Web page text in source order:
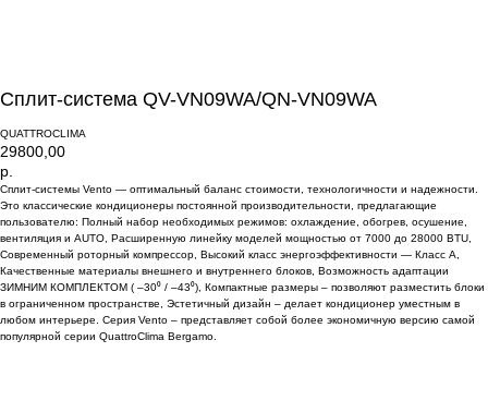
Сплит-система QV-VN09WA/QN-VN09WA
QUATTROCLIMA
29800,00
р.
Сплит-системы Vento — оптимальный баланс стоимости, технологичности и надежности.
Это классические кондиционеры постоянной производительности, предлагающие
пользователю: Полный набор необходимых режимов: охлаждение, обогрев, осушение,
вентиляция и AUTO, Расширенную линейку моделей мощностью от 7000 до 28000 BTU,
Современный роторный компрессор, Высокий класс энергоэффективности — Класс A,
Качественные материалы внешнего и внутреннего блоков, Возможность адаптации
ЗИМНИМ КОМПЛЕКТОМ ( –30⁰ / –43⁰), Компактные размеры – позволяют разместить блоки
в ограниченном пространстве, Эстетичный дизайн – делает кондиционер уместным в
любом интерьере. Серия Vento – представляет собой более экономичную версию самой
популярной серии QuattroClima Bergamo.